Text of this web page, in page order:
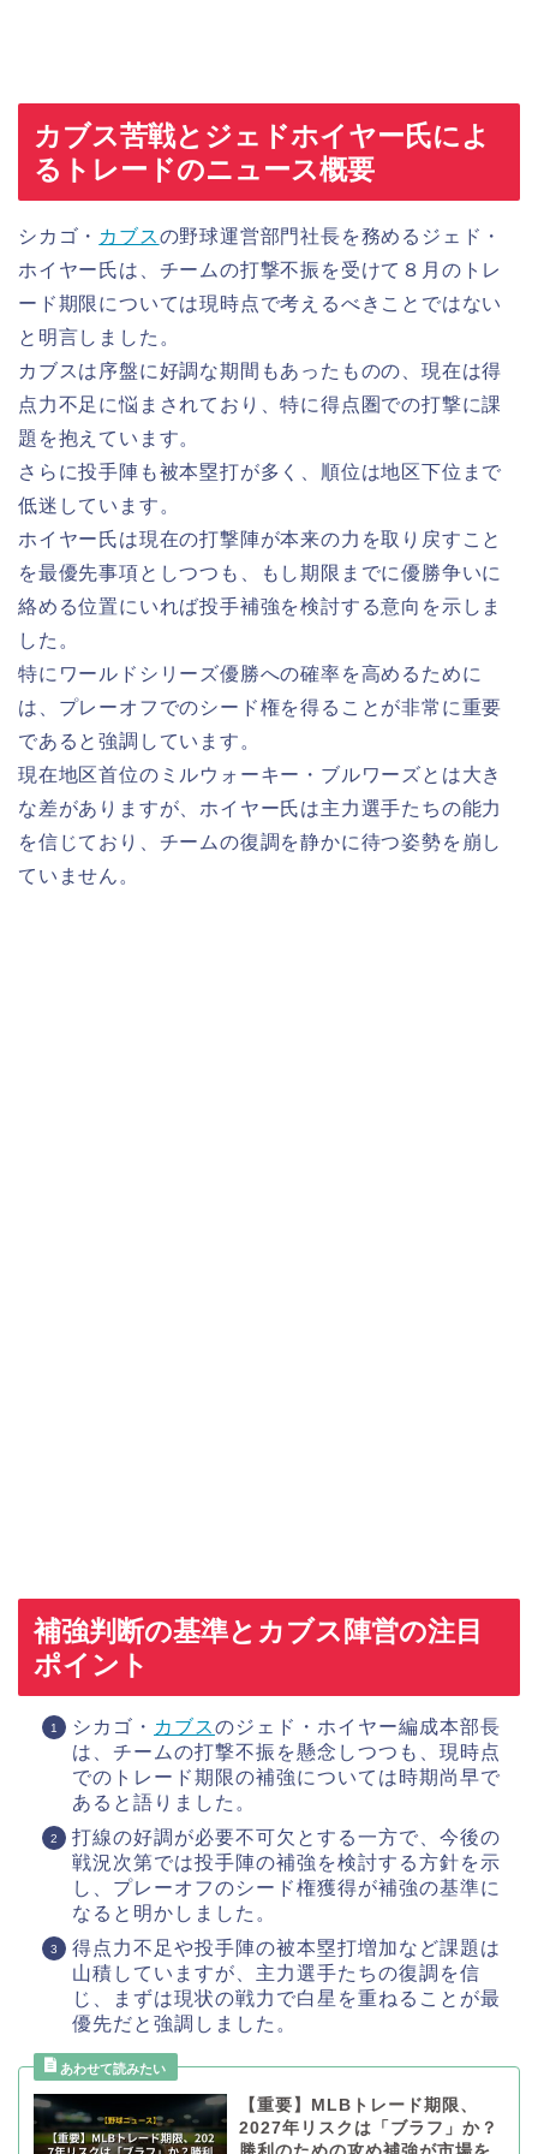
カブス苦戦とジェドホイヤー氏によ
るトレードのニュース概要
シカゴ・ カブスの野球運営部門社長を務めるジェド・
ホイヤー氏は、チームの打撃不振を受けて８月のトレ
ード期限については現時点で考えるべきことではない
と明言しました。
カブスは序盤に好調な期間もあったものの、現在は得
点力不足に悩まされており、特に得点圏での打撃に課
題を抱えています。
さらに投手陣も被本塁打が多く、順位は地区下位まで
低迷しています。
ホイヤー氏は現在の打撃陣が本来の力を取り戻すこと
を最優先事項としつつも、もし期限までに優勝争いに
絡める位置にいれば投手補強を検討する意向を示しま
した。
特にワールドシリーズ優勝への確率を高めるために
は、プレーオフでのシード権を得ることが非常に重要
であると強調しています。
現在地区首位のミルウォーキー・ブルワーズとは大き
な差がありますが、ホイヤー氏は主力選手たちの能力
を信じており、チームの復調を静かに待つ姿勢を崩し
ていません。
補強判断の基準とカブス陣営の注目
ポイント
シカゴ・ カブスのジェド・ホイヤー編成本部長
は、チームの打撃不振を懸念しつつも、現時点
でのトレード期限の補強については時期尚早で
あると語りました。
打線の好調が必要不可欠とする一方で、今後の
戦況次第では投手陣の補強を検討する方針を示
し、プレーオフのシード権獲得が補強の基準に
なると明かしました。
得点力不足や投手陣の被本塁打増加など課題は
山積していますが、主力選手たちの復調を信
じ、まずは現状の戦力で白星を重ねることが最
優先だと強調しました。
【重要】MLBトレード期限、
2027年リスクは「ブラフ」か？